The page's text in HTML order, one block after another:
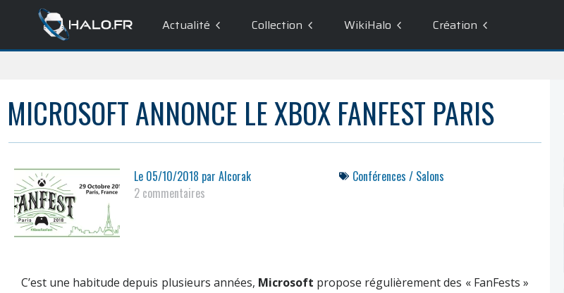
Actualité Collection WikiHalo Création
MICROSOFT ANNONCE LE XBOX FANFEST PARIS
Le 05/10/2018 par Alcorak
2 commentaires
Conférences / Salons
C’est une habitude depuis plusieurs années, Microsoft propose régulièrement des « FanFests »